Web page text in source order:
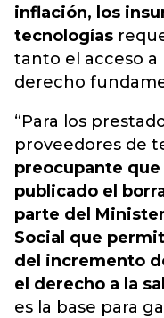
inflación, los
tecnologías
tanto el acceso a
derecho
“Para los
proveedores de
preocupante que
publicado el
parte del
Social que
del incremento
el derecho a la
es la base para